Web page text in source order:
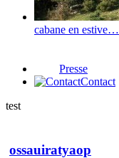
cabane en estive…
Presse
Contact
test
ossauiratyaop